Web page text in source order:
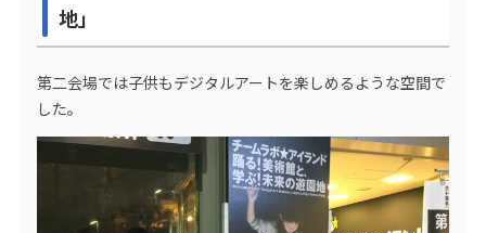
地」
第二会場では子供もデジタルアートを楽しめるような空間で
した。